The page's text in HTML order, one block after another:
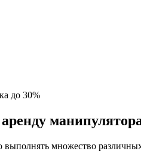
до 30%
множество